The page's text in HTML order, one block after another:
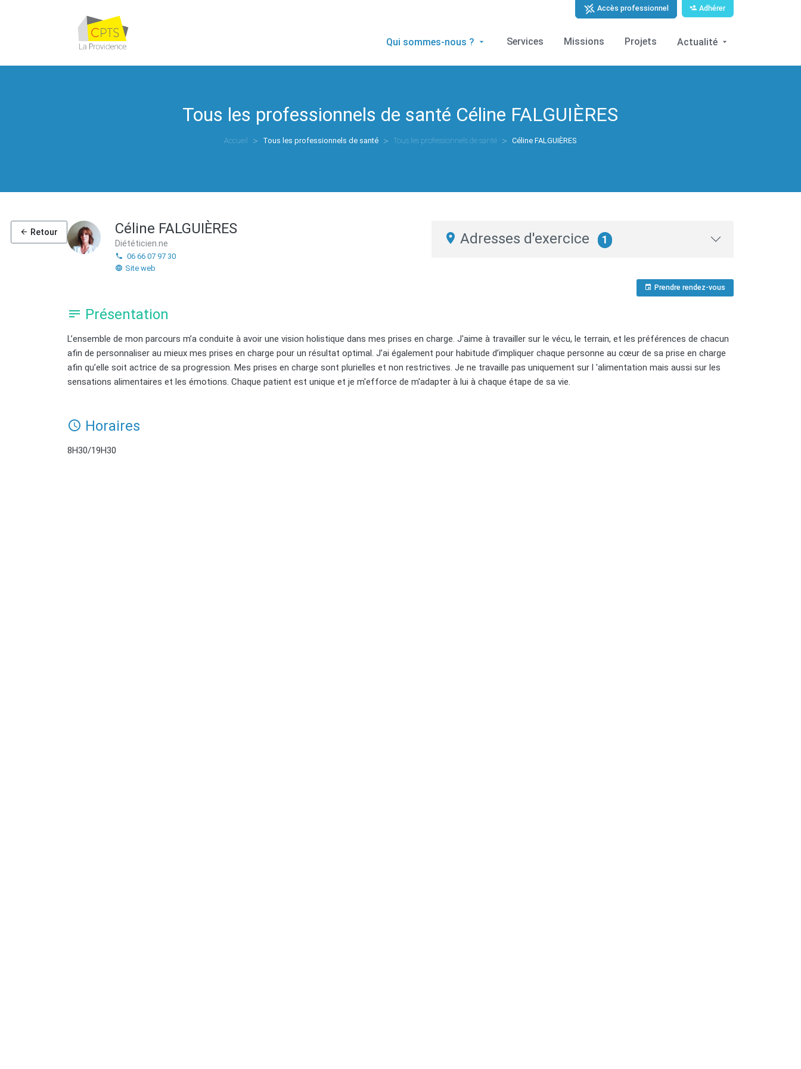
Accès professionnel Adhérer
Qui sommes-nous ? Services Missions Projets Actualité
Tous les professionnels de santé Céline FALGUIÈRES
Accueil Tous les professionnels de santé Tous les professionnels de santé Céline FALGUIÈRES
Retour Céline FALGUIÈRES
Diététicien.ne
06 66 07 97 30
Site web
Adresses d'exercice 1
Prendre rendez-vous
Présentation
L’ensemble de mon parcours m’a conduite à avoir une vision holistique dans mes prises en charge. J'aime à travailler sur le vécu, le terrain, et les préférences de chacun
afin de personnaliser au mieux mes prises en charge pour un résultat optimal. J’ai également pour habitude d’impliquer chaque personne au cœur de sa prise en charge
afin qu’elle soit actrice de sa progression. Mes prises en charge sont plurielles et non restrictives. Je ne travaille pas uniquement sur l 'alimentation mais aussi sur les
sensations alimentaires et les émotions. Chaque patient est unique et je m'efforce de m'adapter à lui à chaque étape de sa vie.
Horaires
8H30/19H30